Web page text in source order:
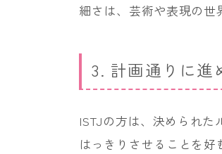
細さは、芸術や表現の世
3. 計画通りに進
ISTJの方は、決められ
はっきりさせることを好